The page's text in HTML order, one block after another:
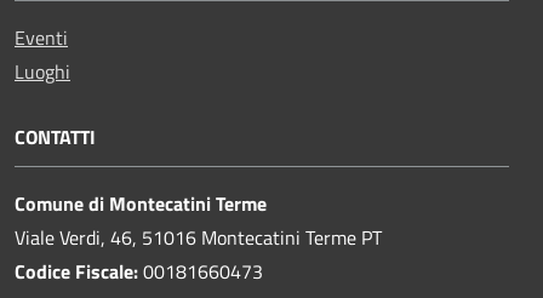
Eventi
Luoghi
CONTATTI
Comune di Montecatini Terme
Viale Verdi, 46, 51016 Montecatini Terme PT
Codice Fiscale:00181660473